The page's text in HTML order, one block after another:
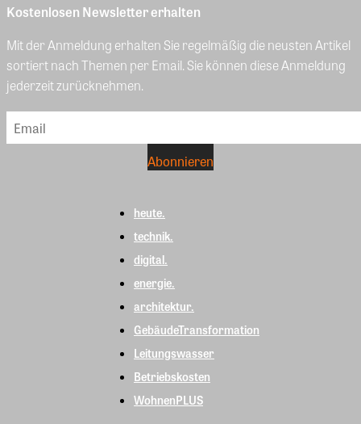
Kostenlosen Newsletter erhalten
Mit der Anmeldung erhalten Sie regelmäßig die neusten Artikel
sortiert nach Themen per Email. Sie können diese Anmeldung
jederzeit zurücknehmen.
heute.
technik.
digital.
energie.
architektur.
GebäudeTransformation
Leitungswasser
Betriebskosten
WohnenPLUS